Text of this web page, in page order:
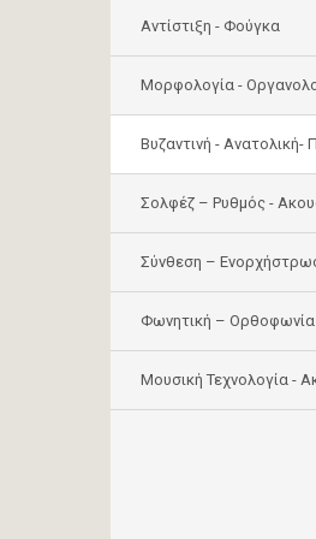
Αντίστιξη - Φούγκα
Μορφολογία -
Bυζαντινή - Ανατολική-
Σολφέζ – Ρυθμός -
Σύνθεση –
Φωνητική –
Μουσική Τεχνολογία -